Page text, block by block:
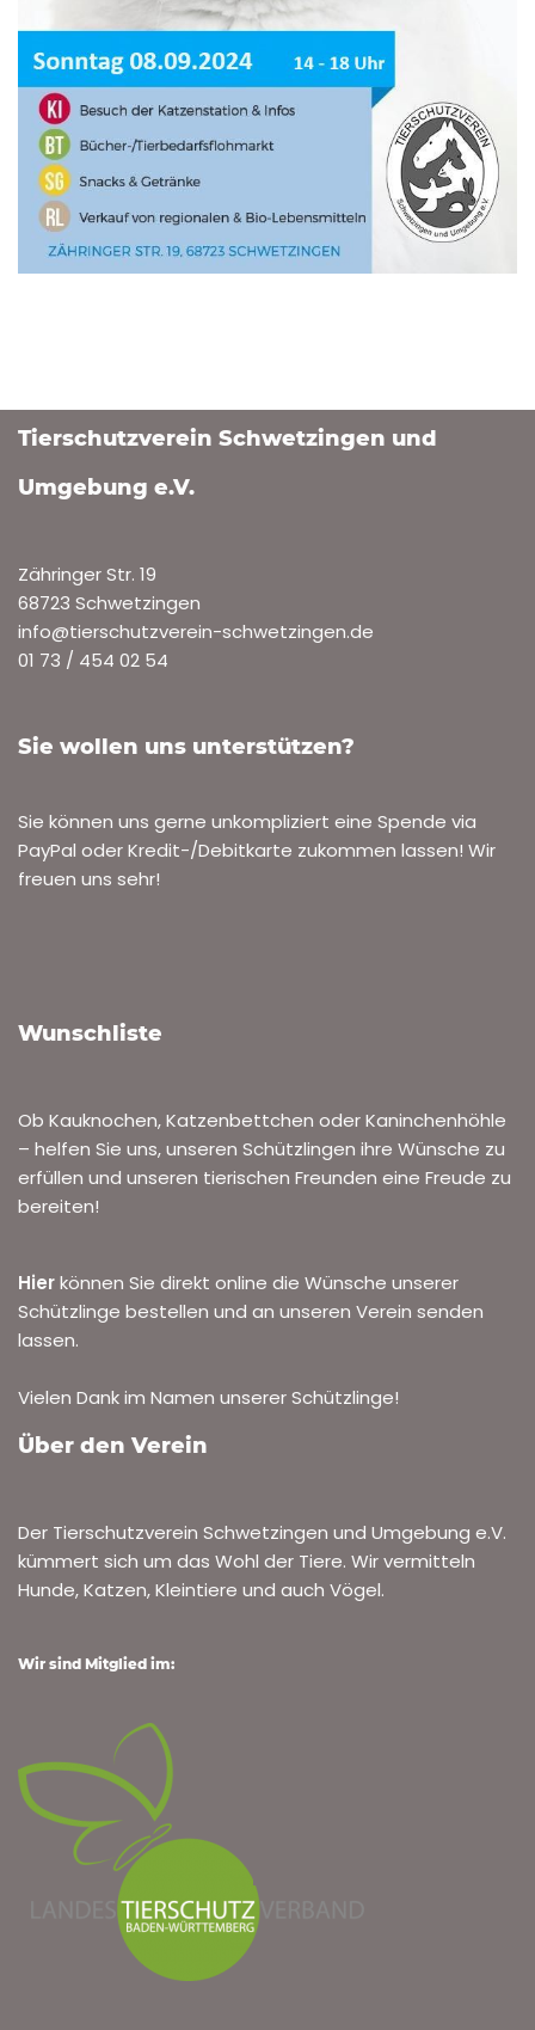
Tierschutzverein Schwetzingen und
Umgebung e.V.
Zähringer Str. 19
68723 Schwetzingen
info@tierschutzverein-schwetzingen.de
01 73 / 454 02 54
Sie wollen uns unterstützen?
Sie können uns gerne unkompliziert eine Spende via
PayPal oder Kredit-/Debitkarte zukommen lassen! Wir
freuen uns sehr!
Wunschliste
Ob Kauknochen, Katzenbettchen oder Kaninchenhöhle
– helfen Sie uns, unseren Schützlingen ihre Wünsche zu
erfüllen und unseren tierischen Freunden eine Freude zu
bereiten!
Hierkönnen Sie direkt online die Wünsche unserer
Schützlinge bestellen und an unseren Verein senden
lassen.
Vielen Dank im Namen unserer Schützlinge!
Über den Verein
Der Tierschutzverein Schwetzingen und Umgebung e.V.
kümmert sich um das Wohl der Tiere. Wir vermitteln
Hunde, Katzen, Kleintiere und auch Vögel.
Wir sind Mitglied im: